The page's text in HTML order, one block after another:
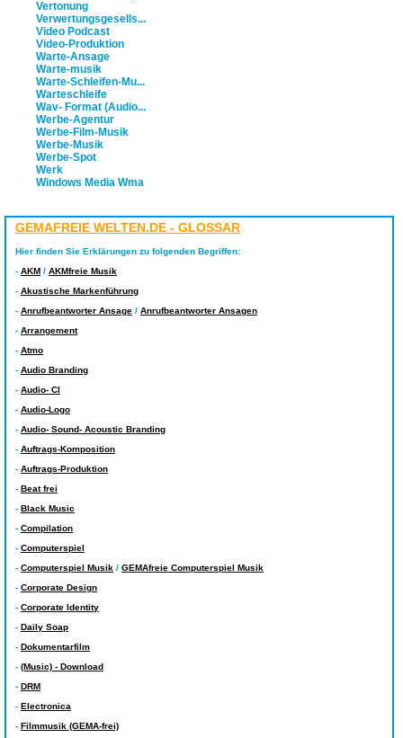
Vertonung
Verwertungsgesells...
Video Podcast
Video-Produktion
Warte-Ansage
Warte-musik
Warte-Schleifen-Mu...
Warteschleife
Wav- Format (Audio...
Werbe-Agentur
Werbe-Film-Musik
Werbe-Musik
Werbe-Spot
Werk
Windows Media Wma
GEMAFREIE WELTEN.DE - GLOSSAR
Hier finden Sie Erklärungen zu folgenden Begriffen:
- AKM / AKMfreie Musik
- Akustische Markenführung
- Anrufbeantworter Ansage / Anrufbeantworter Ansagen
- Arrangement
- Atmo
- Audio Branding
- Audio- CI
- Audio-Logo
- Audio- Sound- Acoustic Branding
- Auftrags-Komposition
- Auftrags-Produktion
- Beat frei
- Black Music
- Compilation
- Computerspiel
- Computerspiel Musik / GEMAfreie Computerspiel Musik
- Corporate Design
- Corporate Identity
- Daily Soap
- Dokumentarfilm
- (Music) - Download
- DRM
- Electronica
- Filmmusik (GEMA-frei)